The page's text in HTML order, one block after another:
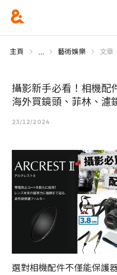
主頁 ... 藝術娛樂 文章
攝影新手必看！相機配
海外買鏡頭、菲林、濾
23/12/2024
選對相機配件不僅能保護